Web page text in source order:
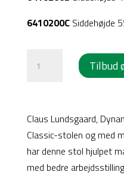
6410200C Siddehøjde
Classic
Tilbud
Claus Lundsgaard,
Classic-stolen og med
har denne stol hjulpet
med bedre